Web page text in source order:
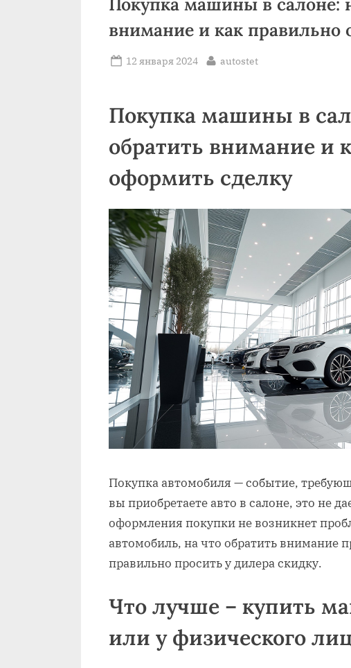
внимание и как правильно
Posted
12 января 2024 By
autostet
Покупка машины в
обратить внимание и
оформить сделку
Покупка автомобиля — событие,
вы приобретаете авто в салоне, это не
оформления покупки не возникнет
автомобиль, на что обратить внимание
правильно просить у дилера скидку.
Что лучше – купить
или у физического